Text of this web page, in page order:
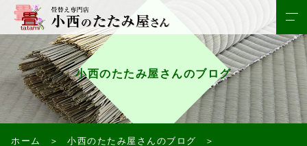
小西のたたみ屋さんのブログ
ホーム
小西のたたみ屋さんのブログ